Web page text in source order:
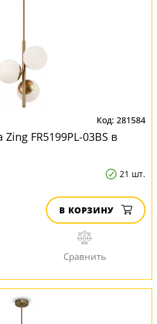
281584
FR5199PL-03BS в
21 шт.
В КОРЗИНУ